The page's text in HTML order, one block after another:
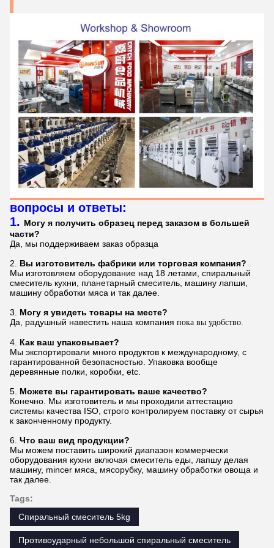
вопросы и ответы:
1. Могу я получить образец перед заказом в большей
части?
Да, мы поддерживаем заказ образца
2. Вы изготовитель фабрики или торговая компания?
Мы изготовляем оборудование над 18 летами, спиральный
смеситель кухни, планетарный смеситель, машину лапши,
машину обработки мяса и так далее.
3. Могу я увидеть товары на месте?
Да, радушный навестить наша компания пока вы удобство.
4. Как ваш упаковывает?
Мы экспортировали много продуктов к международному, с
гарантированной безопасностью. Упаковка вообще
деревянные полки, коробки, etc.
5. Можете вы гарантировать ваше качество?
Конечно. Мы изготовитель и мы проходили аттестацию
системы качества ISO, строго контролируем поставку от сырья
к законченному продукту.
6. Что ваш вид продукции?
Мы можем поставить широкий диапазон коммерчески
оборудования кухни включая смеситель еды, лапшу делая
машину, mincer мяса, мясорубку, машину обработки овоща и
так далее.
Tags:
Спиральный смеситель 5kg
Противоударный небольшой спиральный смеситель